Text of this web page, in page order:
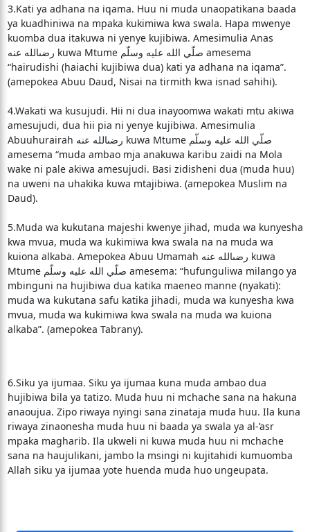
3.Kati ya adhana na iqama. Huu ni muda unaopatikana baada
ya kuadhiniwa na mpaka kukimiwa kwa swala. Hapa mwenye
kuomba dua itakuwa ni yenye kujibiwa. Amesimulia Anas
رضىالله عنه kuwa Mtume صلّي الله عليه وسلّم amesema
“hairudishi (haiachi kujibiwa dua) kati ya adhana na iqama”.
(amepokea Abuu Daud, Nisai na tirmith kwa isnad sahihi).
4.Wakati wa kusujudi. Hii ni dua inayoomwa wakati mtu akiwa
amesujudi, dua hii pia ni yenye kujibiwa. Amesimulia
Abuuhurairah رضىالله عنه kuwa Mtume صلّي الله عليه وسلّم
amesema “muda ambao mja anakuwa karibu zaidi na Mola
wake ni pale akiwa amesujudi. Basi zidisheni dua (muda huu)
na uweni na uhakika kuwa mtajibiwa. (amepokea Muslim na
Daud).
5.Muda wa kukutana majeshi kwenye jihad, muda wa kunyesha
kwa mvua, muda wa kukimiwa kwa swala na na muda wa
kuiona alkaba. Amepokea Abuu Umamah رضىالله عنه kuwa
Mtume صلّي الله عليه وسلّم amesema: “hufunguliwa milango ya
mbinguni na hujibiwa dua katika maeneo manne (nyakati):
muda wa kukutana safu katika jihadi, muda wa kunyesha kwa
mvua, muda wa kukimiwa kwa swala na muda wa kuiona
alkaba”. (amepokea Tabrany).
6.Siku ya ijumaa. Siku ya ijumaa kuna muda ambao dua
hujibiwa bila ya tatizo. Muda huu ni mchache sana na hakuna
anaoujua. Zipo riwaya nyingi sana zinataja muda huu. Ila kuna
riwaya zinaonesha muda huu ni baada ya swala ya al-’asr
mpaka magharib. Ila ukweli ni kuwa muda huu ni mchache
sana na haujulikani, jambo la msingi ni kujitahidi kumuomba
Allah siku ya ijumaa yote huenda muda huo ungeupata.